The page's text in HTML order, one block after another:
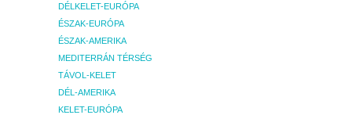
DÉLKELET-EURÓPA
ÉSZAK-EURÓPA
ÉSZAK-AMERIKA
MEDITERRÁN TÉRSÉG
TÁVOL-KELET
DÉL-AMERIKA
KELET-EURÓPA